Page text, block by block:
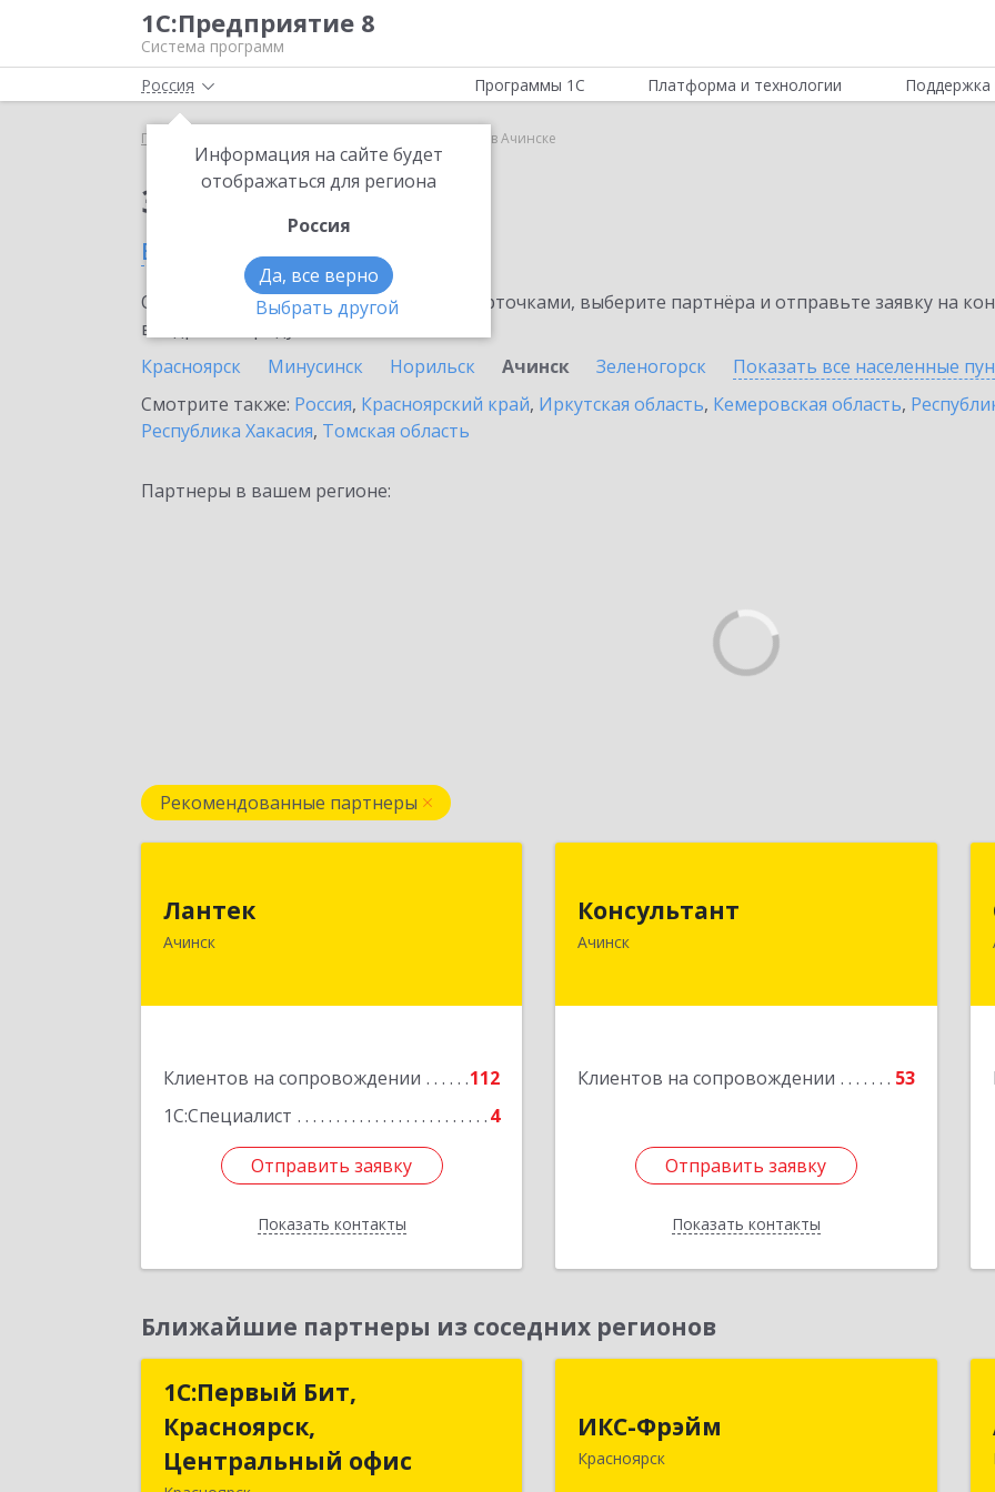
1С:Предприятие 8
Система программ
Россия
Информация на сайте будет
отображаться для региона
Россия
Да, все верно
Выбрать другой
Программы 1С Платформа и технологии Поддержка
Главная 1С:Лизинг в Ачинске
Заказать 1С:Лизинг
в Ачинске
Ознакомьтесь с информационными карточками, выберите партнёра и отправьте заявку на
внедрение продукта.
Красноярск
Минусинск Норильск Ачинск Зеленогорск Показать все населенные
Смотрите также: Россия, Красноярский край, Иркутская область, Кемеровская область,
Республика Хакасия, Томская область
Партнеры в вашем регионе:
Рекомендованные партнеры
Лантек
Ачинск
Клиентов на сопровождении
112
1С:Специалист
4
Отправить заявку
Показать контакты
Подробнее
Отправить заявку
Назад
Консультант
Ачинск
Клиентов на сопровождении 53
Отправить заявку
Показать контакты
662159, Красноярский край, Ачинск г,
Юго-Восточный район, дом № 21А
Подробнее
Отправить заявку
Назад
Ближайшие партнеры из соседних регионов
1С:Первый Бит,
Красноярск,
Центральный офис
1С:Первый Бит,
Центральный офис
ИКС-Фрэйм
Красноярск
Красноярск г, Батурина ул, дом № 32,